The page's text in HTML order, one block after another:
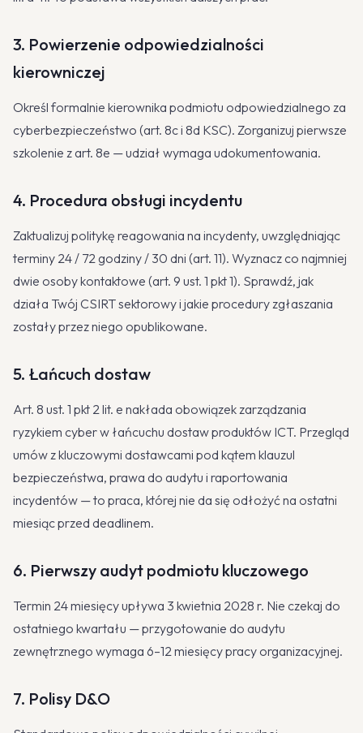
3. Powierzenie odpowiedzialności
kierowniczej
Określ formalnie kierownika podmiotu odpowiedzialnego za
cyberbezpieczeństwo (art. 8c i 8d KSC). Zorganizuj pierwsze
szkolenie z art. 8e — udział wymaga udokumentowania.
4. Procedura obsługi incydentu
Zaktualizuj politykę reagowania na incydenty, uwzględniając
terminy 24 / 72 godziny / 30 dni (art. 11). Wyznacz co najmniej
dwie osoby kontaktowe (art. 9 ust. 1 pkt 1). Sprawdź, jak
działa Twój CSIRT sektorowy i jakie procedury zgłaszania
zostały przez niego opublikowane.
5. Łańcuch dostaw
Art. 8 ust. 1 pkt 2 lit. e nakłada obowiązek zarządzania
ryzykiem cyber w łańcuchu dostaw produktów ICT. Przegląd
umów z kluczowymi dostawcami pod kątem klauzul
bezpieczeństwa, prawa do audytu i raportowania
incydentów — to praca, której nie da się odłożyć na ostatni
miesiąc przed deadlinem.
6. Pierwszy audyt podmiotu kluczowego
Termin 24 miesięcy upływa 3 kwietnia 2028 r. Nie czekaj do
ostatniego kwartału — przygotowanie do audytu
zewnętrznego wymaga 6–12 miesięcy pracy organizacyjnej.
7. Polisy D&O